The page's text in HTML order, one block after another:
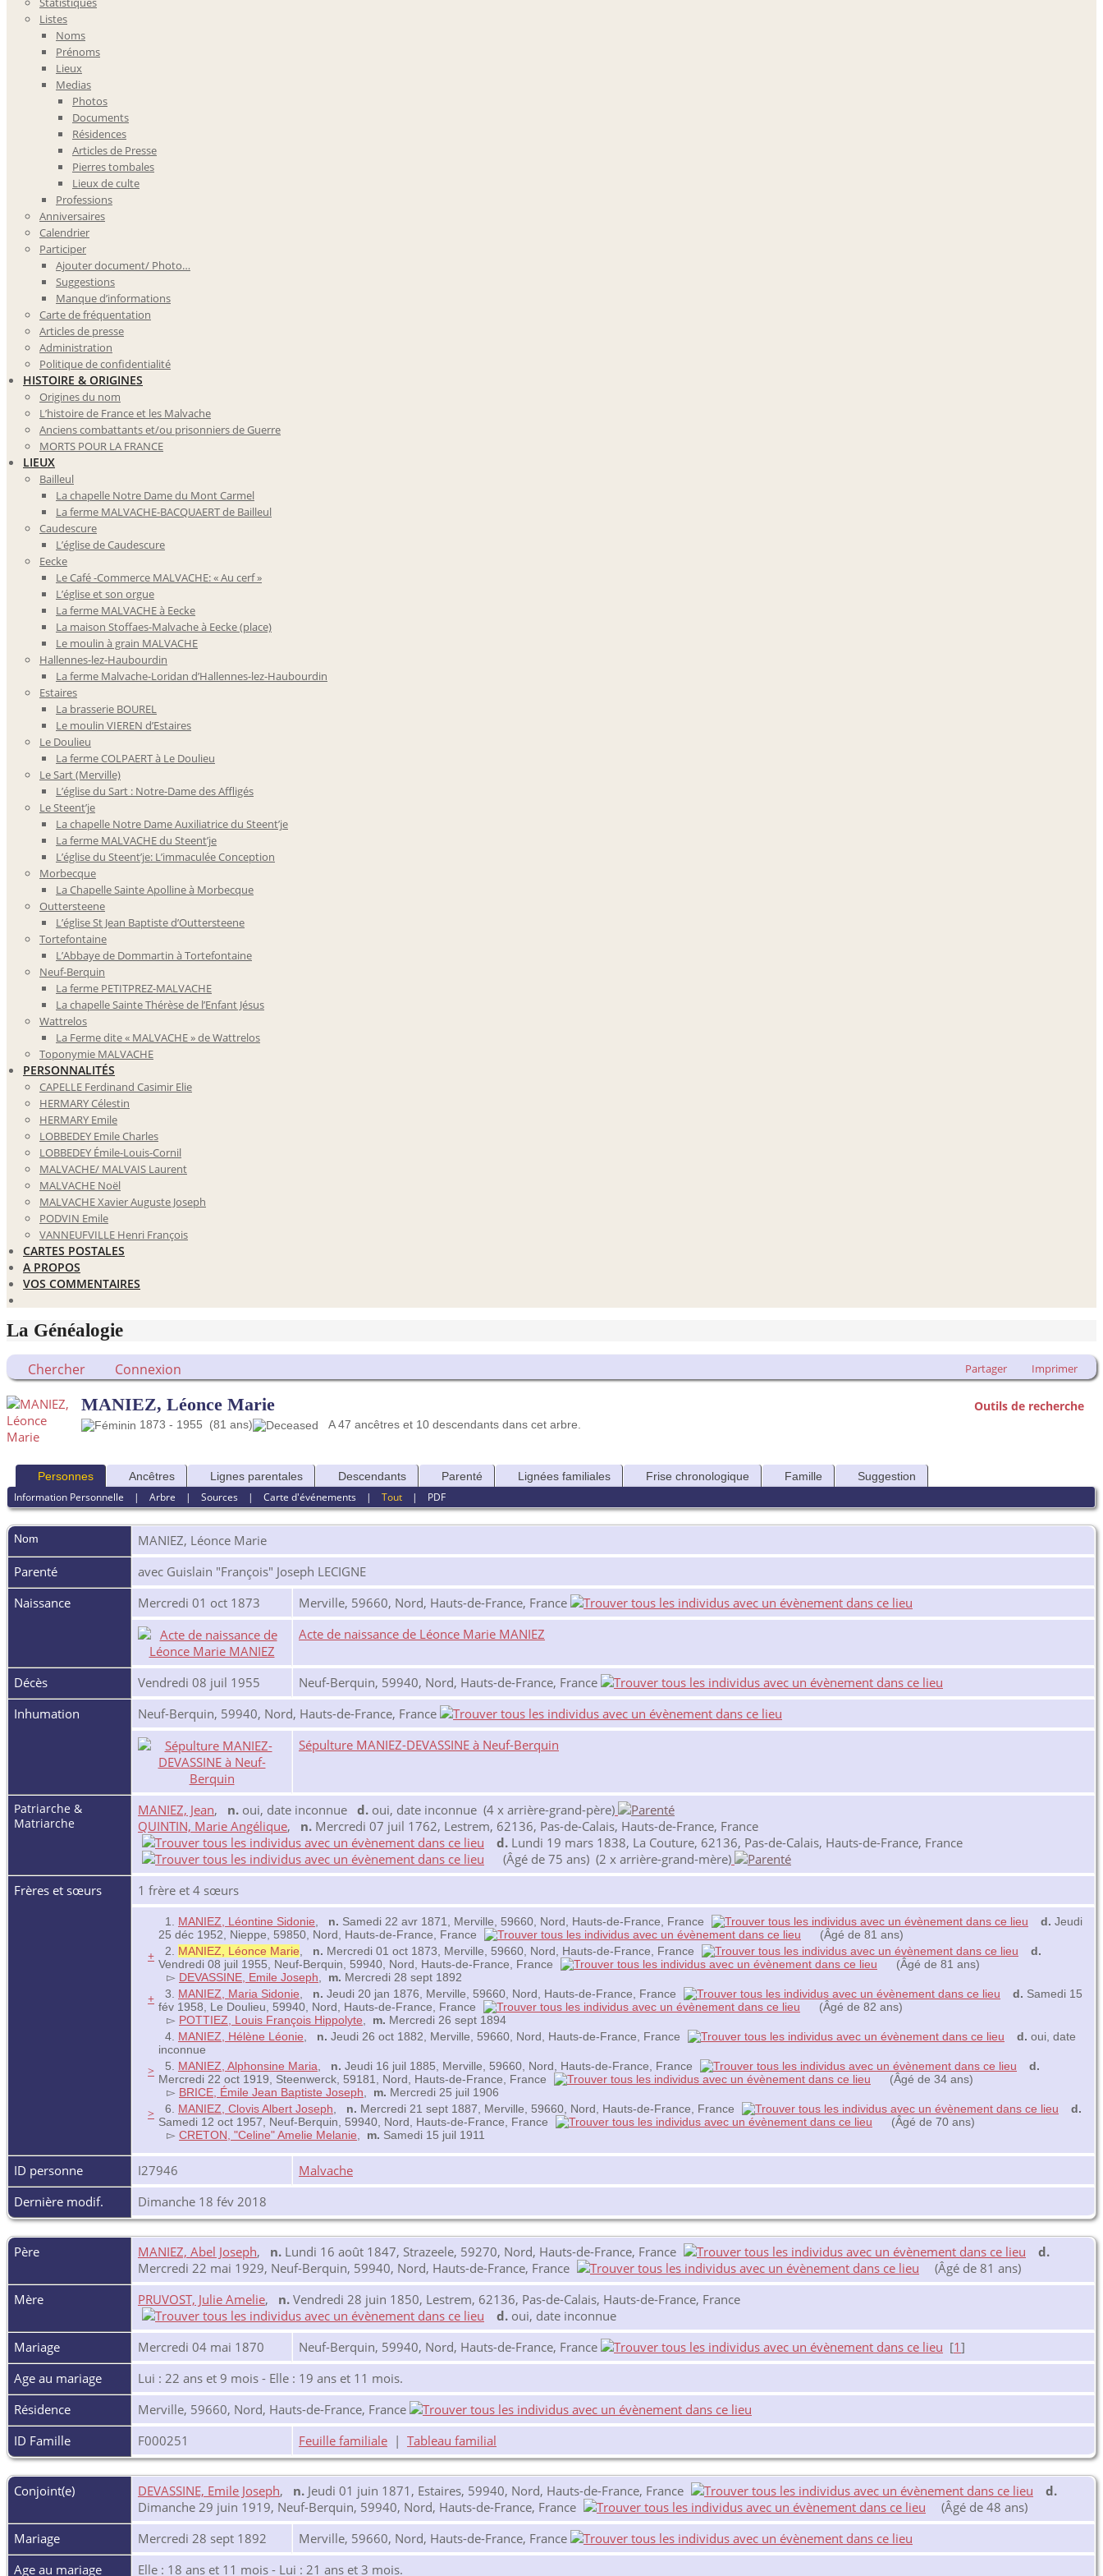
Listes
Noms
Prénoms
Lieux
Medias
Photos
Documents
Résidences
Articles de Presse
Pierres tombales
Lieux de culte
Professions
Anniversaires
Calendrier
Participer
Ajouter document/ Photo…
Suggestions
Manque d’informations
Carte de fréquentation
Articles de presse
Administration
Politique de confidentialité
HISTOIRE & ORIGINES
Origines du nom
L’histoire de France et les Malvache
Anciens combattants et/ou prisonniers de Guerre
MORTS POUR LA FRANCE
LIEUX
Bailleul
La chapelle Notre Dame du Mont Carmel
La ferme MALVACHE-BACQUAERT de Bailleul
Caudescure
L’église de Caudescure
Eecke
Le Café -Commerce MALVACHE: « Au cerf »
L’église et son orgue
La ferme MALVACHE à Eecke
La maison Stoffaes-Malvache à Eecke (place)
Le moulin à grain MALVACHE
Hallennes-lez-Haubourdin
La ferme Malvache-Loridan d’Hallennes-lez-Haubourdin
Estaires
La brasserie BOUREL
Le moulin VIEREN d’Estaires
Le Doulieu
La ferme COLPAERT à Le Doulieu
Le Sart (Merville)
L’église du Sart : Notre-Dame des Affligés
Le Steent’je
La chapelle Notre Dame Auxiliatrice du Steent’je
La ferme MALVACHE du Steent’je
L’église du Steent’je: L’immaculée Conception
Morbecque
La Chapelle Sainte Apolline à Morbecque
Outtersteene
L’église St Jean Baptiste d’Outtersteene
Tortefontaine
L’Abbaye de Dommartin à Tortefontaine
Neuf-Berquin
La ferme PETITPREZ-MALVACHE
La chapelle Sainte Thérèse de l’Enfant Jésus
Wattrelos
La Ferme dite « MALVACHE » de Wattrelos
Toponymie MALVACHE
PERSONNALITÉS
CAPELLE Ferdinand Casimir Elie
HERMARY Célestin
HERMARY Emile
LOBBEDEY Emile Charles
LOBBEDEY Émile-Louis-Cornil
MALVACHE/ MALVAIS Laurent
MALVACHE Noël
MALVACHE Xavier Auguste Joseph
PODVIN Emile
VANNEUFVILLE Henri François
CARTES POSTALES
A PROPOS
VOS COMMENTAIRES
La Généalogie
Chercher Connexion Partager Imprimer
Outils de recherche
MANIEZ, Léonce Marie
1873 - 1955 (81 ans) A 47 ancêtres et 10 descendants dans cet arbre.
Personnes Ancêtres Lignes parentales Descendants Parenté Lignées familiales Frise chronologique Famille Suggestion
Information Personnelle |Arbre |Sources |Carte d'événements |Tout | PDF
Nom MANIEZ, Léonce Marie
Parenté
avec Guislain "François" Joseph LECIGNE
Naissance
Mercredi 01 oct 1873
Merville, 59660, Nord, Hauts-de-France, France
Acte de naissance de Léonce Marie MANIEZ
Décès Vendredi 08 juil 1955
Neuf-Berquin, 59940, Nord, Hauts-de-France, France
Inhumation
Neuf-Berquin, 59940, Nord, Hauts-de-France, France
Sépulture MANIEZ-DEVASSINE à Neuf-Berquin
Patriarche &
Matriarche
MANIEZ, Jean, n. oui, date inconnue d. oui, date inconnue (4 x arrière-grand-père)
QUINTIN, Marie Angélique, n. Mercredi 07 juil 1762, Lestrem, 62136, Pas-de-Calais, Hauts-de-France, France
d. Lundi 19 mars 1838, La Couture, 62136, Pas-de-Calais, Hauts-de-France, France
(Âgé de 75 ans) (2 x arrière-grand-mère)
Frères et sœurs
1 frère et 4 sœurs
1. MANIEZ, Léontine Sidonie, n. Samedi 22 avr 1871, Merville, 59660, Nord, Hauts-de-France, France d. Jeudi
25 déc 1952, Nieppe, 59850, Nord, Hauts-de-France, France
(Âgé de 81 ans)
+ 2. MANIEZ, Léonce Marie, n. Mercredi 01 oct 1873, Merville, 59660, Nord, Hauts-de-France, France
d.
Vendredi 08 juil 1955, Neuf-Berquin, 59940, Nord, Hauts-de-France, France
(Âgé de 81 ans)
▻ DEVASSINE, Emile Joseph, m. Mercredi 28 sept 1892
+ 3. MANIEZ, Maria Sidonie, n. Jeudi 20 jan 1876, Merville, 59660, Nord, Hauts-de-France, France d. Samedi 15
fév 1958, Le Doulieu, 59940, Nord, Hauts-de-France, France
(Âgé de 82 ans)
▻ POTTIEZ, Louis François Hippolyte, m. Mercredi 26 sept 1894
4. MANIEZ, Hélène Léonie, n. Jeudi 26 oct 1882, Merville, 59660, Nord, Hauts-de-France, France d. oui, date
inconnue
> 5. MANIEZ, Alphonsine Maria, n. Jeudi 16 juil 1885, Merville, 59660, Nord, Hauts-de-France, France
d.
Mercredi 22 oct 1919, Steenwerck, 59181, Nord, Hauts-de-France, France
(Âgé de 34 ans)
▻ BRICE, Émile Jean Baptiste Joseph, m. Mercredi 25 juil 1906
> 6. MANIEZ, Clovis Albert Joseph, n. Mercredi 21 sept 1887, Merville, 59660, Nord, Hauts-de-France, France
d.
Samedi 12 oct 1957, Neuf-Berquin, 59940, Nord, Hauts-de-France, France
(Âgé de 70 ans)
▻ CRETON, "Celine" Amelie Melanie, m. Samedi 15 juil 1911
ID personne I27946
Malvache
Dernière modif.
Dimanche 18 fév 2018
Père MANIEZ, Abel Joseph, n. Lundi 16 août 1847, Strazeele, 59270, Nord, Hauts-de-France, France
d.
Mercredi 22 mai 1929, Neuf-Berquin, 59940, Nord, Hauts-de-France, France
(Âgé de 81 ans)
Mère
PRUVOST, Julie Amelie, n. Vendredi 28 juin 1850, Lestrem, 62136, Pas-de-Calais, Hauts-de-France, France
d. oui, date inconnue
Mariage
Mercredi 04 mai 1870 Neuf-Berquin, 59940, Nord, Hauts-de-France, France [1]
Age au mariage
Lui : 22 ans et 9 mois - Elle : 19 ans et 11 mois.
Résidence
Merville, 59660, Nord, Hauts-de-France, France
ID Famille
F000251 Feuille familiale | Tableau familial
Conjoint(e) DEVASSINE, Emile Joseph, n. Jeudi 01 juin 1871, Estaires, 59940, Nord, Hauts-de-France, France
d.
Dimanche 29 juin 1919, Neuf-Berquin, 59940, Nord, Hauts-de-France, France
(Âgé de 48 ans)
Mariage
Mercredi 28 sept 1892
Merville, 59660, Nord, Hauts-de-France, France
Age au mariage
Elle : 18 ans et 11 mois - Lui : 21 ans et 3 mois.